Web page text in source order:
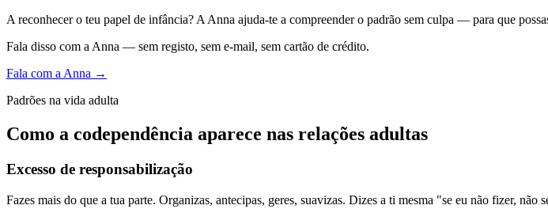
A reconhecer o teu papel de infância? A Anna ajuda-te a compreender o padrão sem culpa — para que
Fala disso com a Anna — sem registo, sem e-mail, sem cartão de crédito.
Fala com a Anna →
Padrões na vida adulta
Como a codependência aparece nas relações adultas
Excesso de responsabilização
Fazes mais do que a tua parte. Organizas, antecipas, geres, suavizas. Dizes a ti mesma "se eu não fizer,